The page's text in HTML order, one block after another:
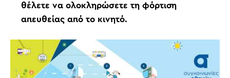
θέλετε να ολοκληρώσετε τη φόρτιση
απευθείας από το κινητό.